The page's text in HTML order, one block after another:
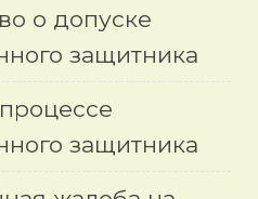
о допуске
защитника
защитника